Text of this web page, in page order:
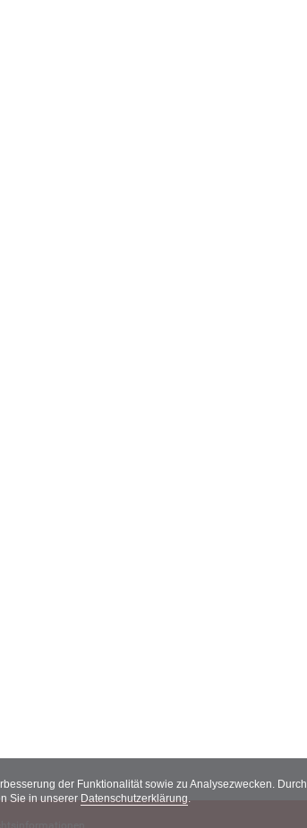
der Funktionalität sowie zu Analysezwecken.
Sie in unserer Datenschutzerklärung.